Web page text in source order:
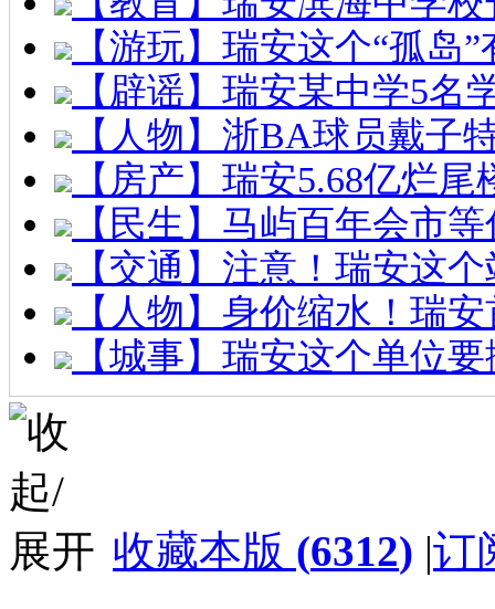
【游玩】瑞安这个“孤岛
【辟谣】瑞安某中学5名
【人物】浙BA球员戴子
【房产】瑞安5.68亿烂
【民生】马屿百年会市
【交通】注意！瑞安这
【人物】身价缩水！瑞
【城事】瑞安这个单位
收藏本版 (6312) |订